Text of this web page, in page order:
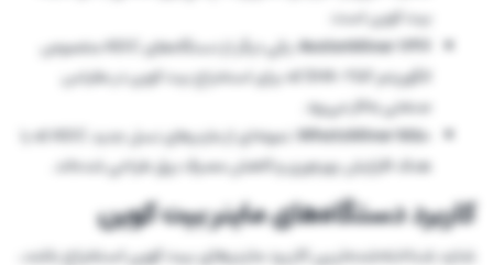
بیت کوین است.
AvalonMiner 1246:
یکی دیگر از دستگاه‌های ASIC مخصوص
الگوریتم SHA-256 که برای استخراج بیت کوین در مقیاس
صنعتی به‌کار می‌رود.
WhatsMiner M50:
نمونه‌ای از ماینرهای نسل جدید ASIC که با
هدف افزایش بهره‌وری و کاهش مصرف برق طراحی شده‌اند.
کاربرد دستگاه‌های ماینر بیت کوین
شاید شناخته‌شده‌ترین کاربرد ماینرهای بیت کوین استخراج باشد،